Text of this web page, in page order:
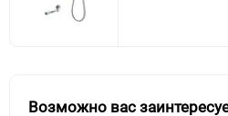
Возможно вас